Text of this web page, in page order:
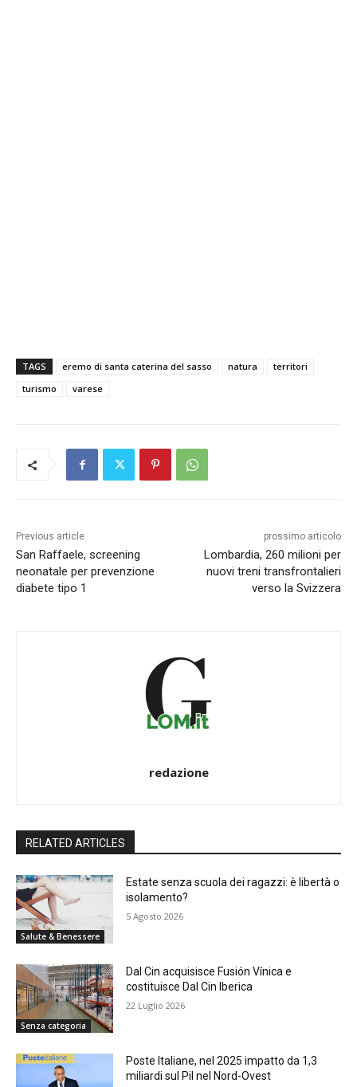
TAGS eremo di santa caterina del sasso natura
territori
turismo
varese
Previous article
San Raffaele, screening
neonatale per prevenzione
diabete tipo 1
prossimo articolo
Lombardia, 260 milioni per
nuovi treni transfrontalieri
verso la Svizzera
redazione
RELATED ARTICLES
Salute & Benessere
Estate senza scuola dei ragazzi: è libertà o
isolamento?
5 Agosto 2026
Senza categoria
Dal Cin acquisisce Fusión Vínica e
costituisce Dal Cin Iberica
22 Luglio 2026
Poste Italiane, nel 2025 impatto da 1,3
miliardi sul Pil nel Nord-Ovest